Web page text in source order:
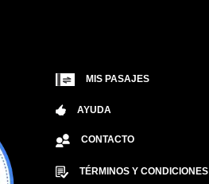
MIS PASAJES
AYUDA
CONTACTO
TÉRMINOS Y CONDICIONES